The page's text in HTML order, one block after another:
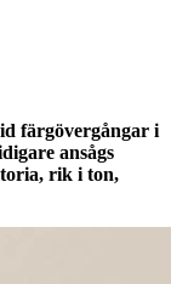
färgövergångar i
ansågs
rik i ton,